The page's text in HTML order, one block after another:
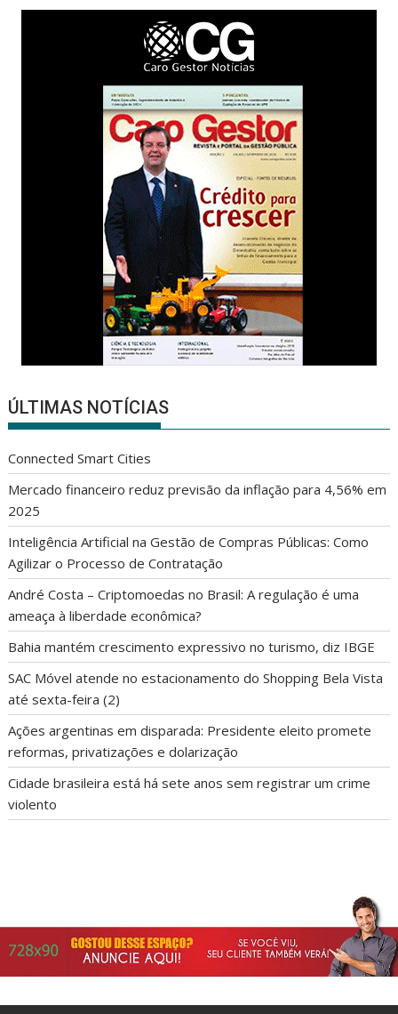
ÚLTIMAS NOTÍCIAS
Connected Smart Cities
Mercado financeiro reduz previsão da inflação para 4,56% em
2025
Inteligência Artificial na Gestão de Compras Públicas: Como
Agilizar o Processo de Contratação
André Costa – Criptomoedas no Brasil: A regulação é uma
ameaça à liberdade econômica?
Bahia mantém crescimento expressivo no turismo, diz IBGE
SAC Móvel atende no estacionamento do Shopping Bela Vista
até sexta-feira (2)
Ações argentinas em disparada: Presidente eleito promete
reformas, privatizações e dolarização
Cidade brasileira está há sete anos sem registrar um crime
violento